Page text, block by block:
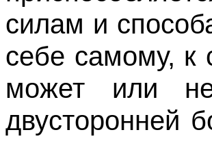
силам и
себе самому, к
может или
двусторонней